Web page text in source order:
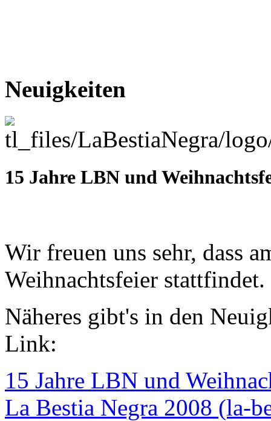
Neuigkeiten
15 Jahre LBN und
Wir freuen uns sehr, dass
Weihnachtsfeier stattfindet.
Näheres gibt's in den
Link:
15 Jahre LBN und
La Bestia Negra 2008 (la-